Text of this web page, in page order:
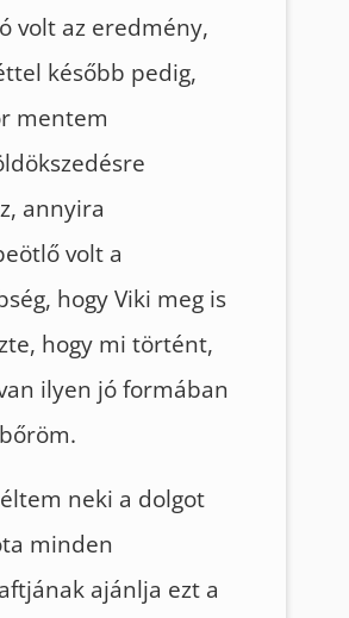
volt az eredmény,
később pedig,
mentem
annyira
volt a
hogy Viki meg is
hogy mi történt,
ilyen jó formában
neki a dolgot
minden
ajánlja ezt a